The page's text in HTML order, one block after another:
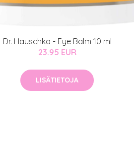
Dr. Hauschka - Eye Balm 10 ml
23.95 EUR
LISÄTIETOJA
IdealofMeD
Kaikki
Varaa